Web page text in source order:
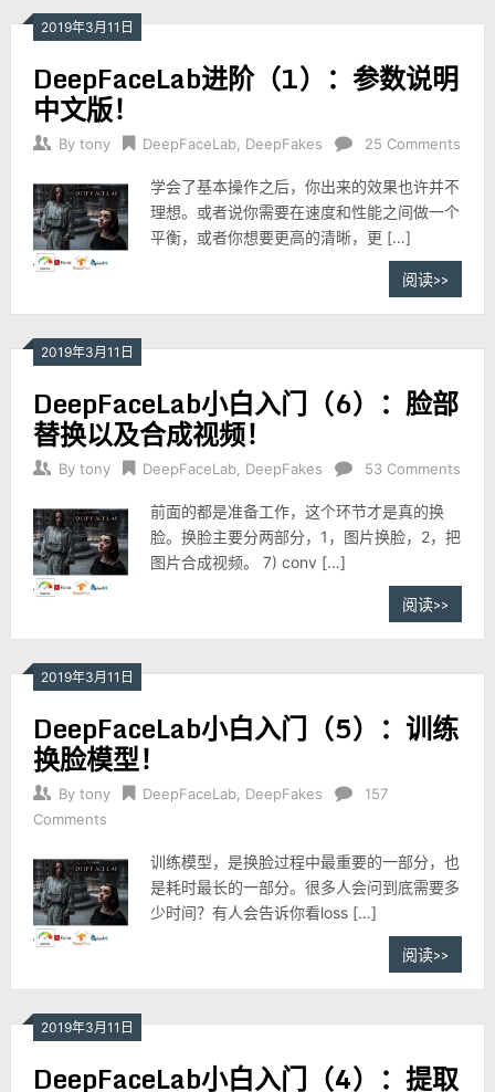
2019年3月11日
DeepFaceLab进阶（1）：参数说明
中文版！
By tony DeepFaceLab, DeepFakes 25 Comments
学会了基本操作之后，你出来的效果也许并不
理想。或者说你需要在速度和性能之间做一个
平衡，或者你想要更高的清晰，更 […]
阅读>>
2019年3月11日
DeepFaceLab小白入门（6）：脸部
替换以及合成视频！
By tony DeepFaceLab, DeepFakes 53 Comments
前面的都是准备工作，这个环节才是真的换
脸。换脸主要分两部分，1，图片换脸，2，把
图片合成视频。 7) conv […]
阅读>>
2019年3月11日
DeepFaceLab小白入门（5）：训练
换脸模型！
By tony DeepFaceLab, DeepFakes
157
Comments
训练模型，是换脸过程中最重要的一部分，也
是耗时最长的一部分。很多人会问到底需要多
少时间？有人会告诉你看loss […]
阅读>>
2019年3月11日
DeepFaceLab小白入门（4）：提取